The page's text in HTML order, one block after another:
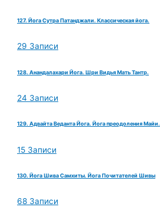
127. Йога Сутра Патанджали. Классическая йога.
29 Записи
128. Анандалахари Йога. Шри Видья Мать Тантр.
24 Записи
129. Адвайта Веданта Йога. Йога преодоления Майи.
15 Записи
130. Йога Шива Самхиты. Йога Почитателей Шивы
68 Записи